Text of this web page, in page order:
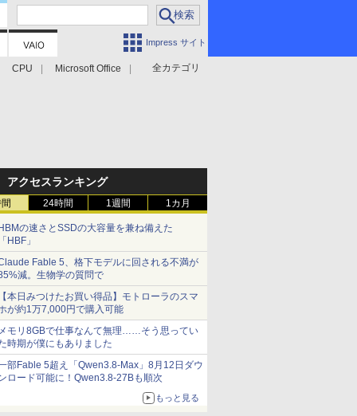
Impress サイト
全カテゴリ
CPU Microsoft Office
アクセスランキング
24時間 1週間 1カ月
の速さとSSDの大容量を兼ね備えた
HBF」
Fable 5、格下モデルに回される不満が
減。生物学の質問で
本日みつけたお買い得品】モトローラのスマ
が約1万7,000円で購入可能
モリ8GBで仕事なんて無理……そう思ってい
時期が僕にもありました
部Fable 5超え「Qwen3.8-Max」8月12日ダウ
ロード可能に！Qwen3.8-27Bも順次
もっと見る